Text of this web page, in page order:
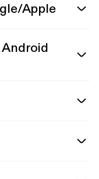
Apple
Android